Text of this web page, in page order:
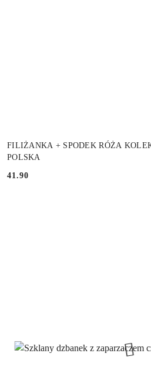
FILIŻANKA + SPODEK RÓŻA
POLSKA
Cena:
41.90